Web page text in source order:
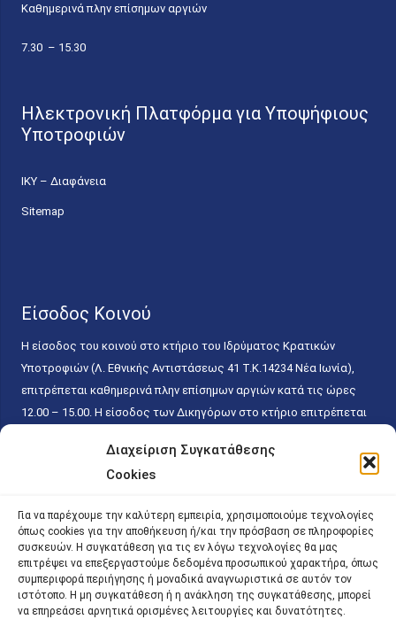
Διαχείριση Συγκατάθεσης
Cookies
Για να παρέχουμε την καλύτερη εμπειρία, χρησιμοποιούμε τεχνολογίες
όπως cookies για την αποθήκευση ή/και την πρόσβαση σε πληροφορίες
συσκευών. Η συγκατάθεση για τις εν λόγω τεχνολογίες θα μας
επιτρέψει να επεξεργαστούμε δεδομένα προσωπικού χαρακτήρα, όπως
συμπεριφορά περιήγησης ή μοναδικά αναγνωριστικά σε αυτόν τον
ιστότοπο. Η μη συγκατάθεση ή η ανάκληση της συγκατάθεσης, μπορεί
να επηρεάσει αρνητικά ορισμένες λειτουργίες και δυνατότητες.
Καθημερινά πλην επίσημων αργιών
7.30 – 15.30
Ηλεκτρονική Πλατφόρμα για Υποψήφιους
Υποτροφιών
ΙΚΥ – Διαφάνεια
Sitemap
Είσοδος Κοινού
Η είσοδος του κοινού στο κτήριο του Ιδρύματος Κρατικών
Υποτροφιών (Λ. Εθνικής Αντιστάσεως 41 T.K.14234 Νέα Ιωνία),
επιτρέπεται καθημερινά πλην επίσημων αργιών κατά τις ώρες
12.00 – 15.00. Η είσοδος των Δικηγόρων στο κτήριο επιτρέπεται
κάθε εργάσιμη ημέρα και ώρα χωρίς κανέναν χρονικό ή άλλο
περιορισμό. Η είσοδος του κοινού ειδικά στο γραφείο του
15.00. Η εξυπηρέτηση του κοινού πραγματοποιείται βάσει των
παγίων ισχυουσών διατάξεων. Για την αποφυγή συνωστισμού
εντός του εσωτερικού χώρου εξυπηρέτησης και αναμονής του
κοινού, η εξυπηρέτησή του δύναται να πραγματοποιείται κατόπιν
προγραμματισμένου ραντεβού.